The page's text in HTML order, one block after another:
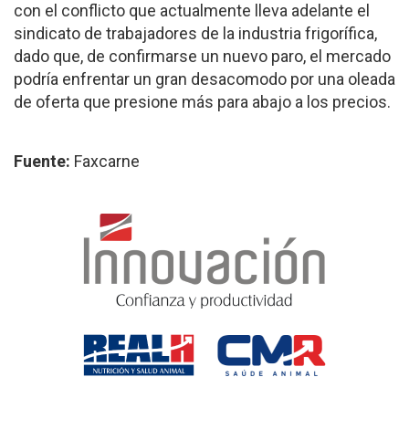
con el conflicto que actualmente lleva adelante el
sindicato de trabajadores de la industria frigorífica,
dado que, de confirmarse un nuevo paro, el mercado
podría enfrentar un gran desacomodo por una oleada
de oferta que presione más para abajo a los precios.
Fuente: Faxcarne